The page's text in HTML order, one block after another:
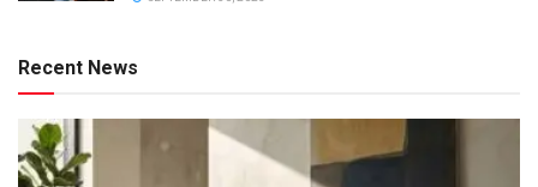
Recent News